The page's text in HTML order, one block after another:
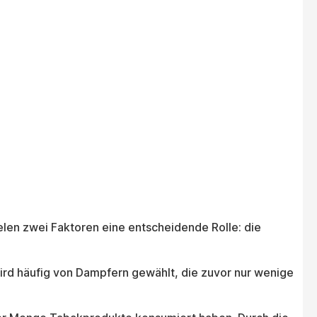
zwei Faktoren eine entscheidende Rolle: die
häufig von Dampfern gewählt, die zuvor nur wenige